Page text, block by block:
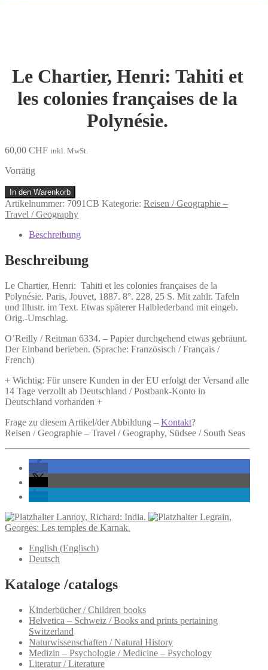
Le Chartier, Henri: Tahiti et
les colonies françaises de la
Polynésie.
60,00 CHF inkl. MwSt.
Vorrätig
Le
Chartier,
Henri:
colonies
françaises
la
Polynésie.
Menge
In den Warenkorb
Artikelnummer: 7091CB Kategorie: Reisen / Geographie –
Travel / Geography
Beschreibung
Beschreibung
Le Chartier, Henri: Tahiti et les colonies françaises de la
Polynésie. Paris, Jouvet, 1887. 8°. 228, 25 S. Mit zahlr. Tafeln
und Illustr. im Text. Etwas späterer Halblederband mit eingeb.
Orig.-Umschlag.
O’Reilly / Reitman 6334. – Papier durchgehend etwas gebräunt.
Der Einband berieben. (Sprache: Französisch / Français /
French)
+ Wichtig: Für unsere Kunden in der EU erfolgt der Versand alle
14 Tage verzollt ab Deutschland / Postbank-Konto in
Deutschland vorhanden +
Frage zu diesem Artikel/der Abbildung – Kontakt?
Reisen / Geographie – Travel / Geography, Südsee / South Seas
Lannoy, Richard: India.
Legrain,
Georges: Les temples de Karnak.
English (Englisch)
Deutsch
Kataloge /catalogs
Kinderbücher / Children books
Helvetica – Schweiz / Books and prints pertaining
Switzerland
Naturwissenschaften / Natural History
Medizin – Psychologie / Medicine – Psychology
Literatur / Literature